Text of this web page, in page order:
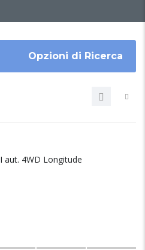
Opzioni di Ricerca